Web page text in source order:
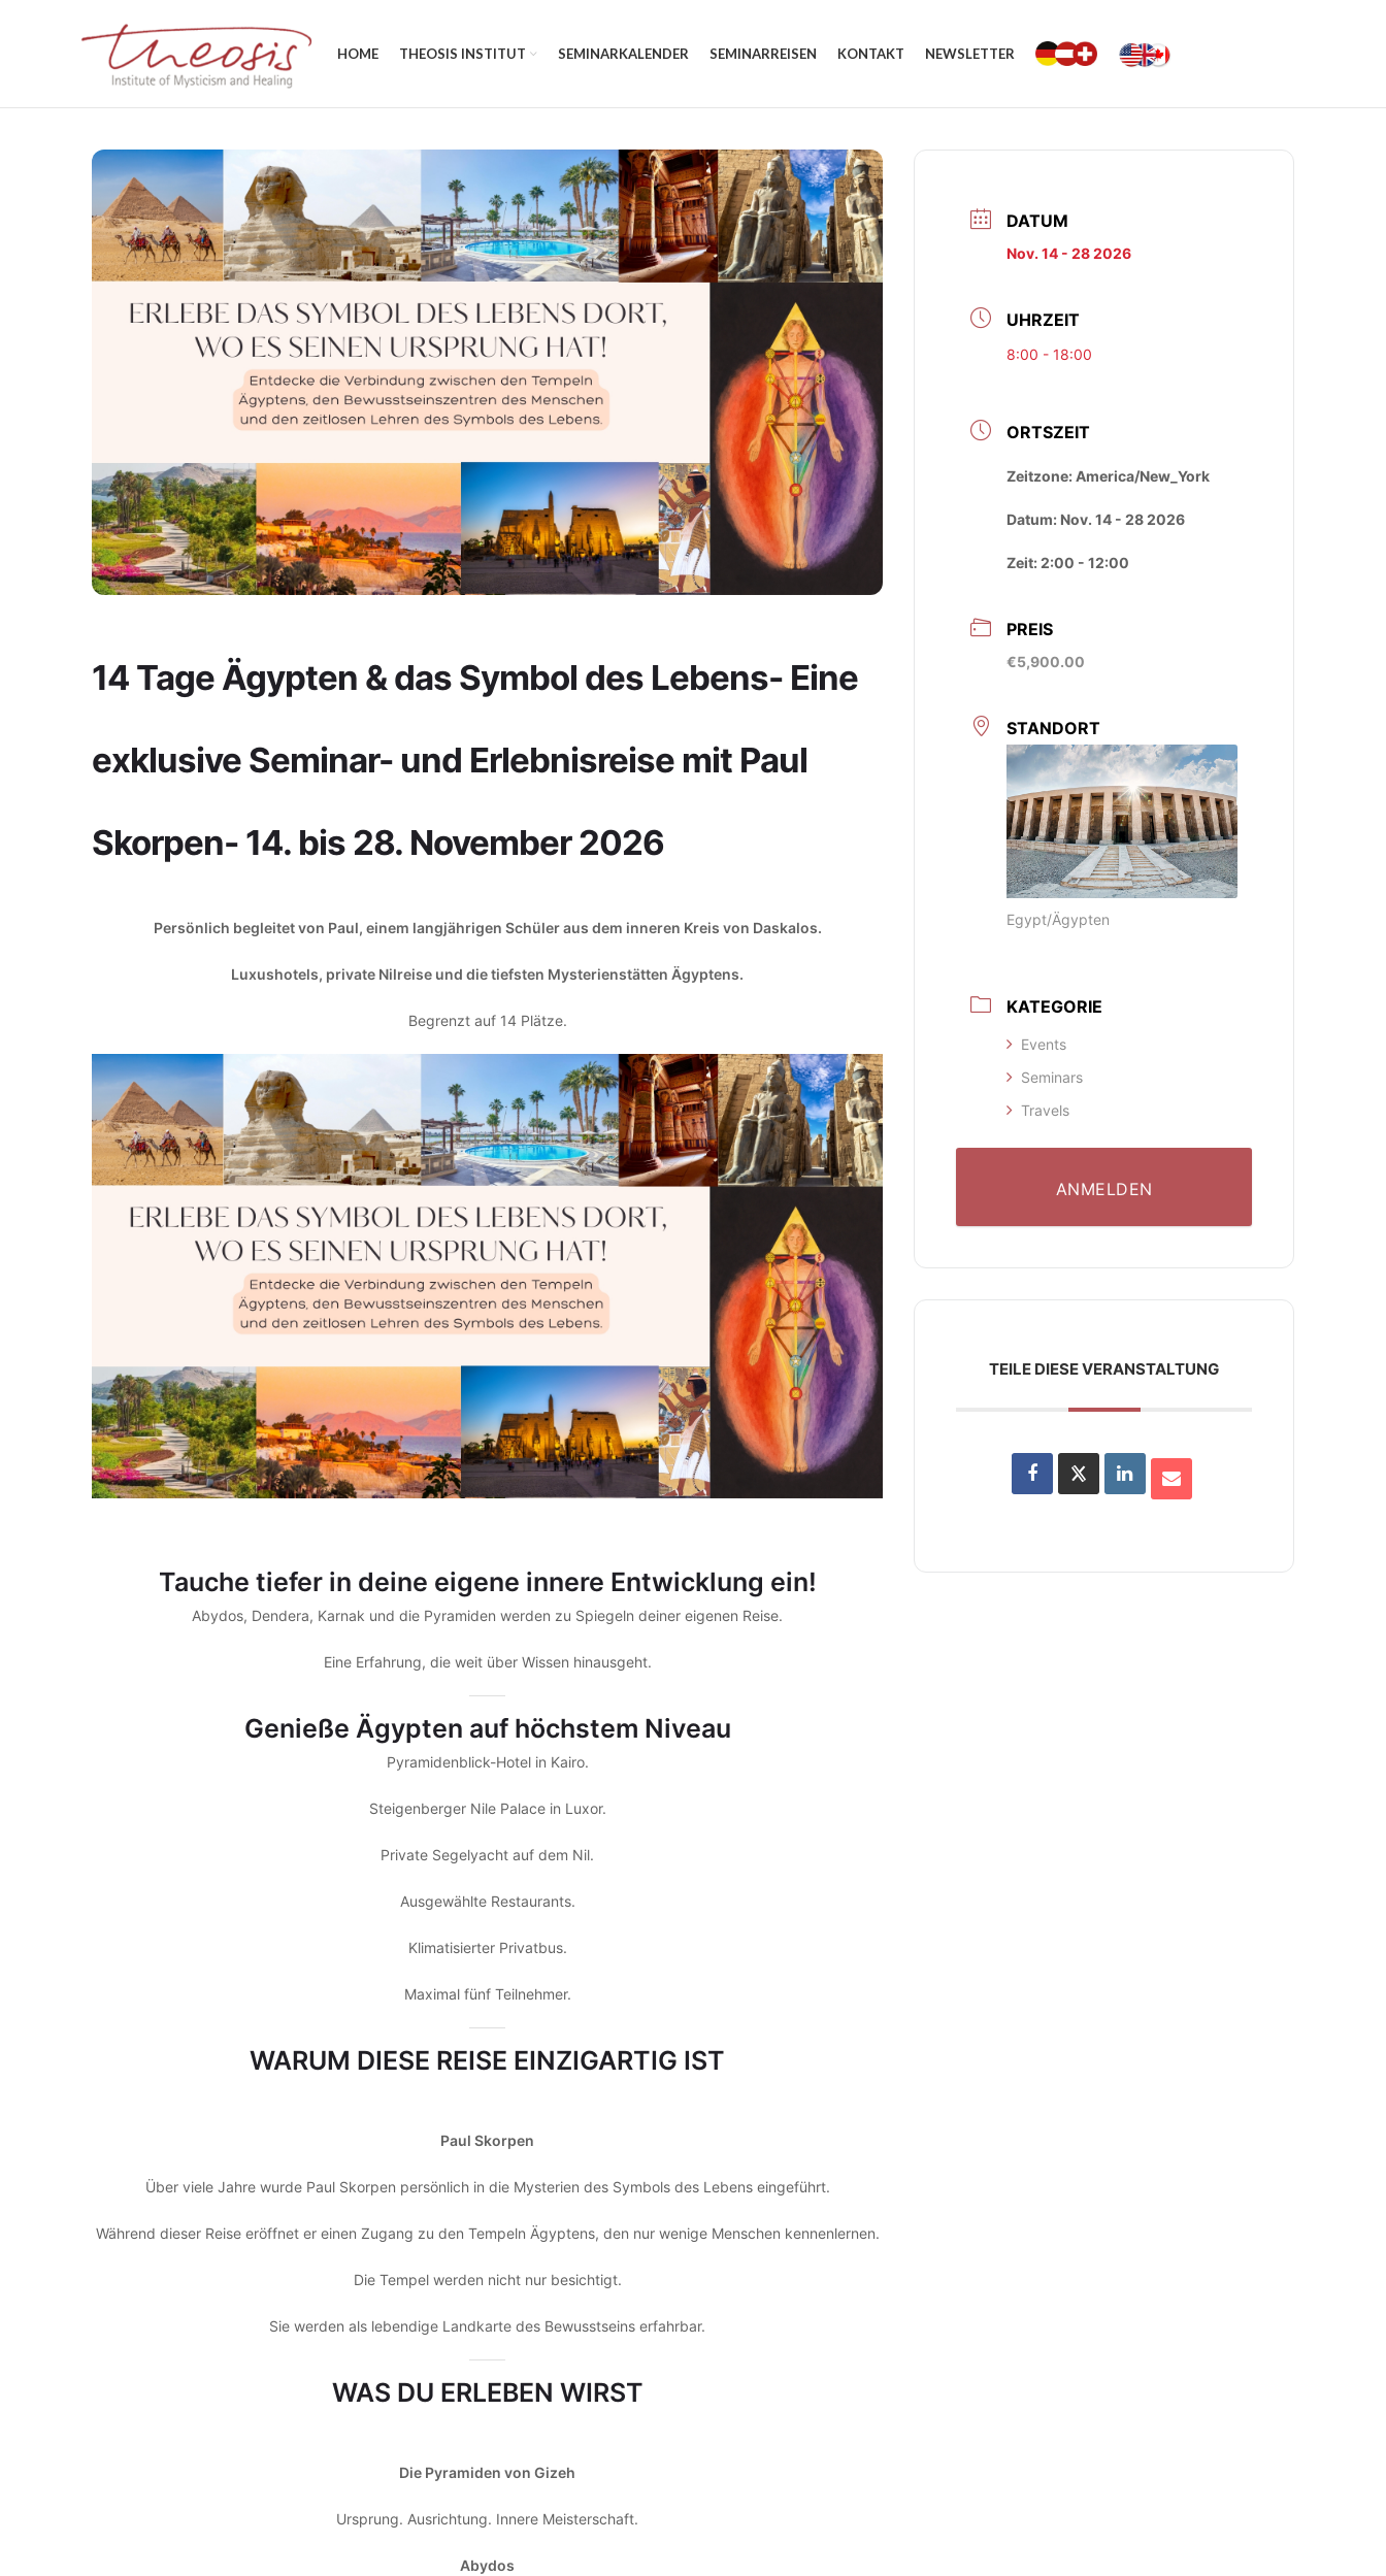
HOME THEOSIS INSTITUT SEMINARKALENDER SEMINARREISEN KONTAKT NEWSLETTER
14 Tage Ägypten & das Symbol des Lebens- Eine
exklusive Seminar- und Erlebnisreise mit Paul
Skorpen- 14. bis 28. November 2026
Persönlich begleitet von Paul, einem langjährigen Schüler aus dem inneren Kreis von Daskalos.
Luxushotels, private Nilreise und die tiefsten Mysterienstätten Ägyptens.
Begrenzt auf 14 Plätze.
Tauche tiefer in deine eigene innere Entwicklung ein!
Abydos, Dendera, Karnak und die Pyramiden werden zu Spiegeln deiner eigenen Reise.
Eine Erfahrung, die weit über Wissen hinausgeht.
Genieße Ägypten auf höchstem Niveau
Pyramidenblick-Hotel in Kairo.
Steigenberger Nile Palace in Luxor.
Private Segelyacht auf dem Nil.
Ausgewählte Restaurants.
Klimatisierter Privatbus.
Maximal fünf Teilnehmer.
WARUM DIESE REISE EINZIGARTIG IST
Paul Skorpen
Über viele Jahre wurde Paul Skorpen persönlich in die Mysterien des Symbols des Lebens eingeführt.
Während dieser Reise eröffnet er einen Zugang zu den Tempeln Ägyptens, den nur wenige Menschen kennenlernen.
Die Tempel werden nicht nur besichtigt.
Sie werden als lebendige Landkarte des Bewusstseins erfahrbar.
WAS DU ERLEBEN WIRST
Die Pyramiden von Gizeh
Ursprung. Ausrichtung. Innere Meisterschaft.
Abydos
DATUM
Nov. 14 - 28 2026
UHRZEIT
8:00 - 18:00
ORTSZEIT
Zeitzone:America/New_York
Datum: Nov. 14 - 28 2026
Zeit:2:00 - 12:00
PREIS
€5,900.00
STANDORT
Egypt/Ägypten
KATEGORIE
Events
Seminars
Travels
ANMELDEN
TEILE DIESE VERANSTALTUNG